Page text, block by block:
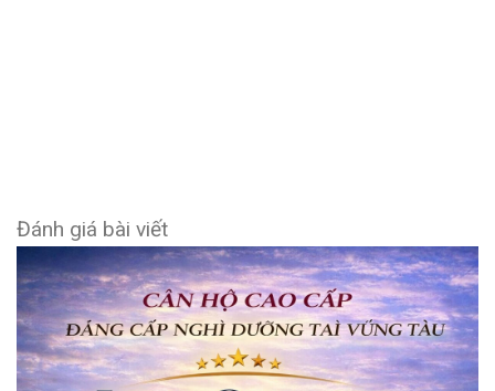
Đánh giá bài viết